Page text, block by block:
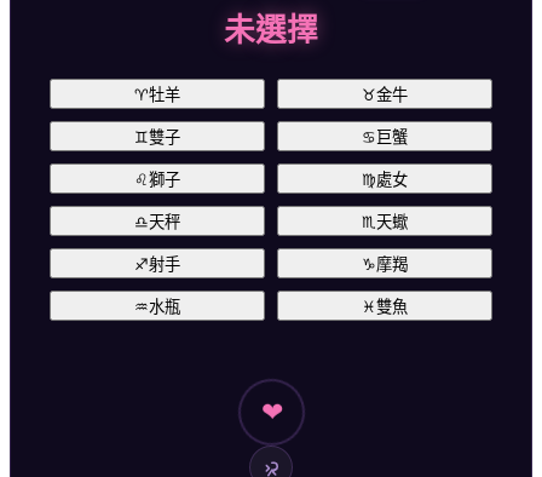
未選擇
♈牡羊 ♉金牛
♊雙子 ♋ 巨蟹
♌獅子 ♍處女
♎天秤 ♏天蠍
♐射手 ♑摩羯
♒水瓶 ♓雙魚
❤